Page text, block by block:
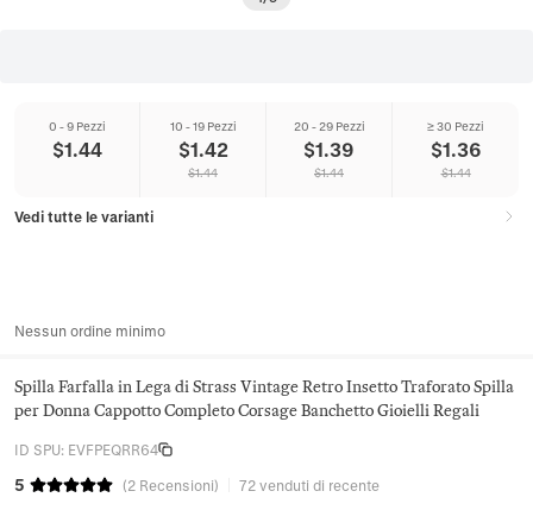
0 - 9 Pezzi
$1.44
10 - 19 Pezzi
$1.42
$1.44
20 - 29 Pezzi
$1.39
$1.44
≥ 30 Pezzi
$1.36
$1.44
Vedi tutte le varianti
Nessun ordine minimo
Spilla Farfalla in Lega di Strass Vintage Retro Insetto Traforato Spilla
per Donna Cappotto Completo Corsage Banchetto Gioielli Regali
ID SPU: EVFPEQRR64
5 (2 Recensioni) 72 venduti di recente